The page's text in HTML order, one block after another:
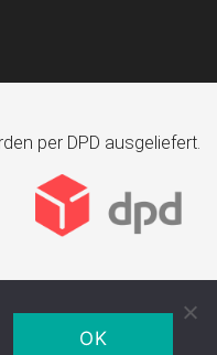
per DPD ausgeliefert.
OK